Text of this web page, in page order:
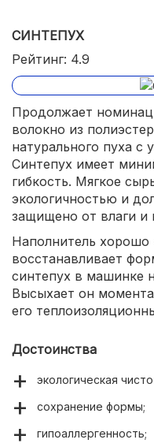
СИНТЕПУХ
Рейтинг: 4.9
Продолжает
волокно из
натурального пуха
Синтепух имеет
гибкость. Мягкое
экологичностью и
защищено от влаги и
Наполнитель
восстанавливает
синтепух в машинке
Высыхает он
его
Достоинства
экологическая
сохранение формы;
гипоаллергенность;